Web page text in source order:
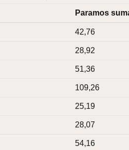
Paramos
42,76
28,92
51,36
109,26
25,19
28,07
54,16